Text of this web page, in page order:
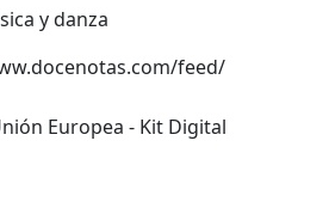
y danza
feed/